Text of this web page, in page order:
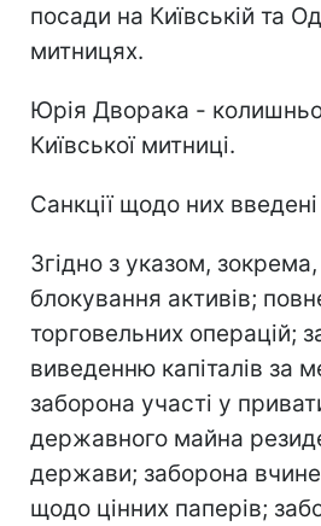
посади на Київській та
митницях.
Юрія Дворака -
Київської митниці.
Санкції щодо них
Згідно з указом,
блокування активів;
торговельних операцій;
виведенню капіталів за
заборона участі у
державного майна
держави; заборона
щодо цінних паперів;